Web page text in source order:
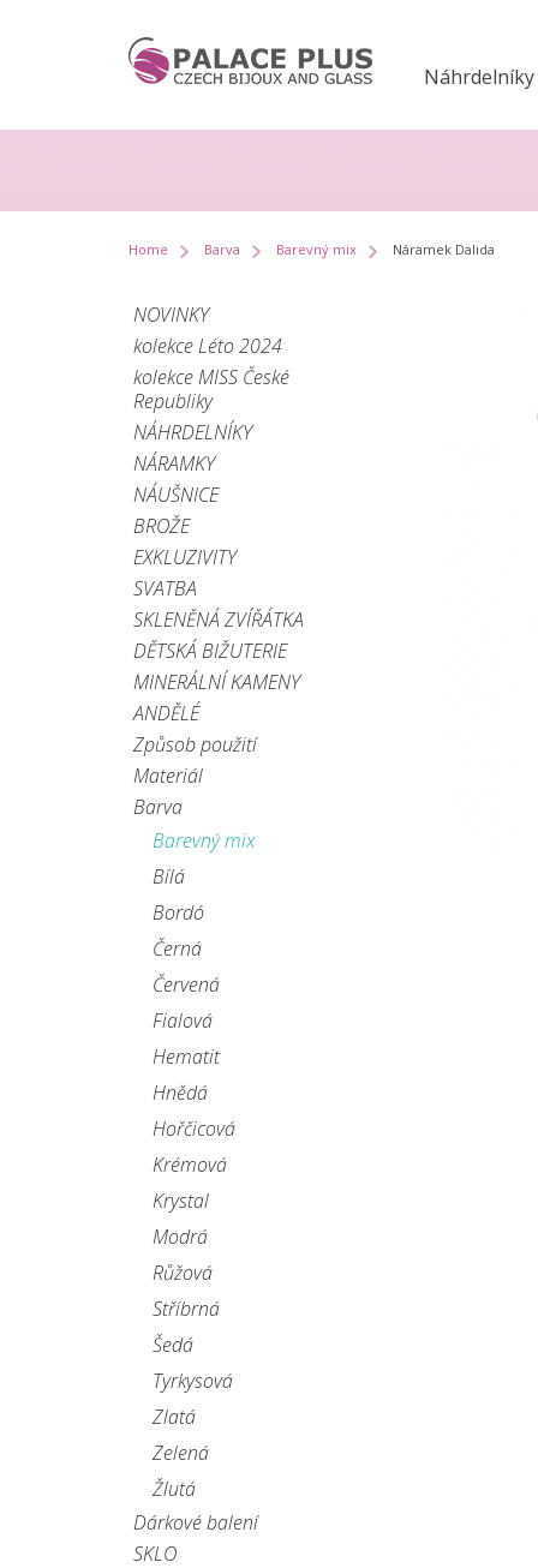
Náhrdelníky
Home Barva Barevný mix Náramek Dalida
NOVINKY
kolekce Léto 2024
kolekce MISS České
Republiky
NÁHRDELNÍKY
NÁRAMKY
NÁUŠNICE
BROŽE
EXKLUZIVITY
SVATBA
SKLENĚNÁ ZVÍŘÁTKA
DĚTSKÁ BIŽUTERIE
MINERÁLNÍ KAMENY
ANDĚLÉ
Způsob použití
Materiál
Barva
Barevný mix
Bílá
Bordó
Černá
Červená
Fialová
Hematit
Hnědá
Hořčicová
Krémová
Krystal
Modrá
Růžová
Stříbrná
Šedá
Tyrkysová
Zlatá
Zelená
Žlutá
Dárkové balení
SKLO